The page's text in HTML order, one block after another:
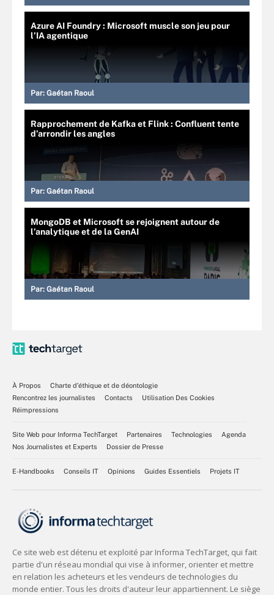
Azure AI Foundry : Microsoft muscle son jeu pour
l’IA agentique
Par: Gaétan Raoul
Rapprochement de Kafka et Flink : Confluent tente
d’arrondir les angles
Par: Gaétan Raoul
MongoDB et Microsoft se rejoignent autour de
l’analytique et de la GenAI
Par: Gaétan Raoul
À Propos
Charte d’éthique et de déontologie
Rencontrez les journalistes
Contacts
Utilisation Des Cookies
Réimpressions
Site Web pour Informa TechTarget Partenaires Technologies
Agenda
Nos Journalistes et Experts
Dossier de Presse
E-Handbooks Conseils IT Opinions Guides Essentiels Projets IT